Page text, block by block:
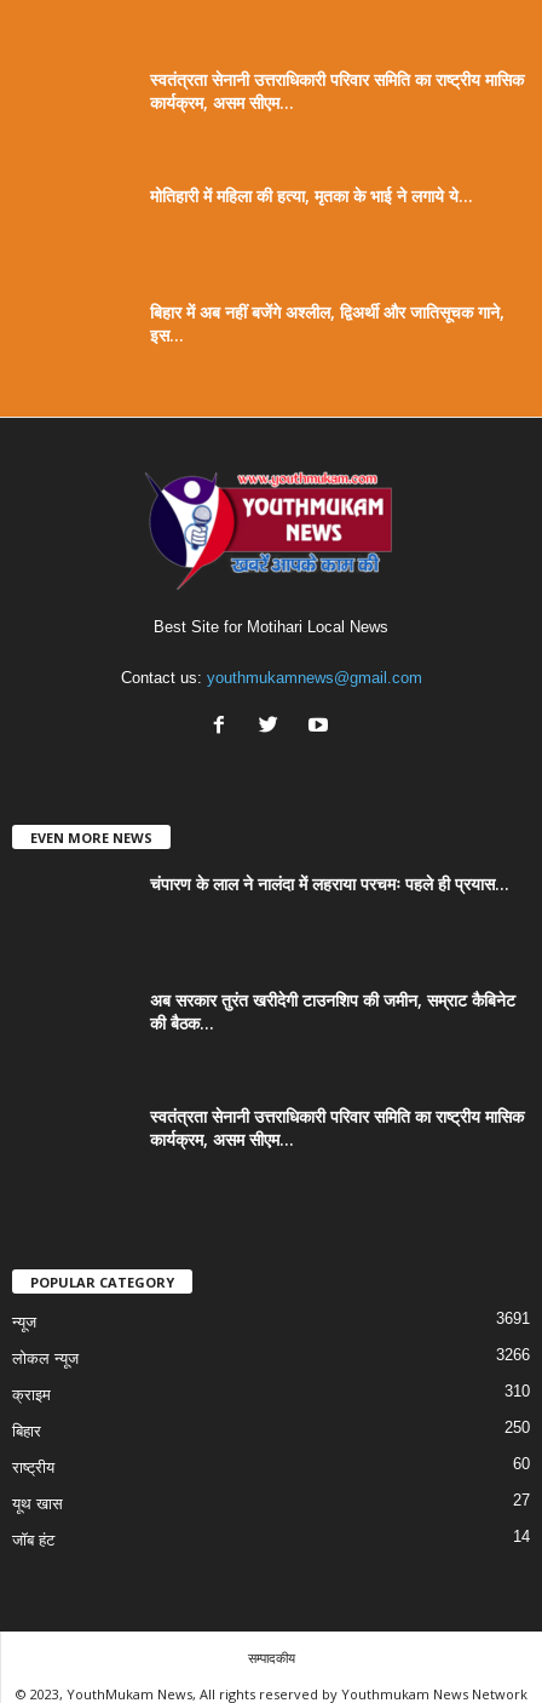
स्वतंत्रता सेनानी उत्तराधिकारी परिवार समिति का राष्ट्रीय मासिक
कार्यक्रम, असम सीएम...
मोतिहारी में महिला की हत्या, मृतका के भाई ने लगाये ये...
बिहार में अब नहीं बजेंगे अश्लील, द्विअर्थी और जातिसूचक गाने,
इस...
Best Site for Motihari Local News
Contact us: youthmukamnews@gmail.com
EVEN MORE NEWS
चंपारण के लाल ने नालंदा में लहराया परचमः पहले ही प्रयास...
अब सरकार तुरंत खरीदेगी टाउनशिप की जमीन, सम्राट कैबिनेट
की बैठक...
स्वतंत्रता सेनानी उत्तराधिकारी परिवार समिति का राष्ट्रीय मासिक
कार्यक्रम, असम सीएम...
POPULAR CATEGORY
न्यूज 3691
लोकल न्यूज 3266
क्राइम 310
बिहार 250
राष्ट्रीय 60
यूथ खास 27
जॉब हंट 14
सम्पादकीय
© 2023, YouthMukam News, All rights reserved by Youthmukam News Network